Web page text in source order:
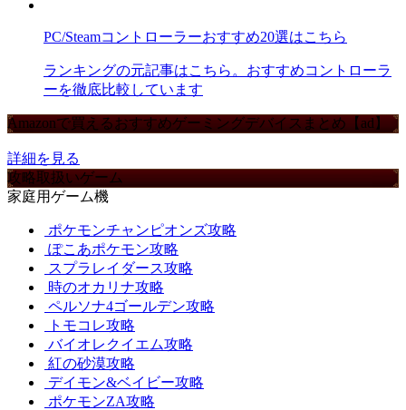
PC/Steamコントローラーおすすめ20選はこちら
ランキングの元記事はこちら。おすすめコントローラ
ーを徹底比較しています
Amazonで買えるおすすめゲーミングデバイスまとめ【ad】
詳細を見る
攻略取扱いゲーム
家庭用ゲーム機
ポケモンチャンピオンズ攻略
ぽこあポケモン攻略
スプラレイダース攻略
時のオカリナ攻略
ペルソナ4ゴールデン攻略
トモコレ攻略
バイオレクイエム攻略
紅の砂漠攻略
デイモン&ベイビー攻略
ポケモンZA攻略